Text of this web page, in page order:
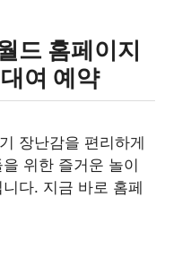
드 홈페이지
여 예약
장난감을 편리하게
위한 즐거운 놀이
다. 지금 바로 홈페